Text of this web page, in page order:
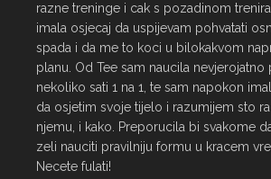
razne treninge i cak s pozadinom
imala osjecaj da uspijevam pohvatati
spada i da me to koci u bilokakvom
planu. Od Tee sam naucila nevjerojatno
nekoliko sati 1 na 1, te sam napokon
da osjetim svoje tijelo i razumijem sto
njemu, i kako. Preporucila bi svakome
zeli nauciti pravilniju formu u kracem
Necete fulati!